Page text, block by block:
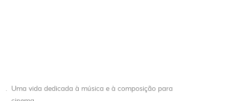
.
Uma vida dedicada à música e à composição para